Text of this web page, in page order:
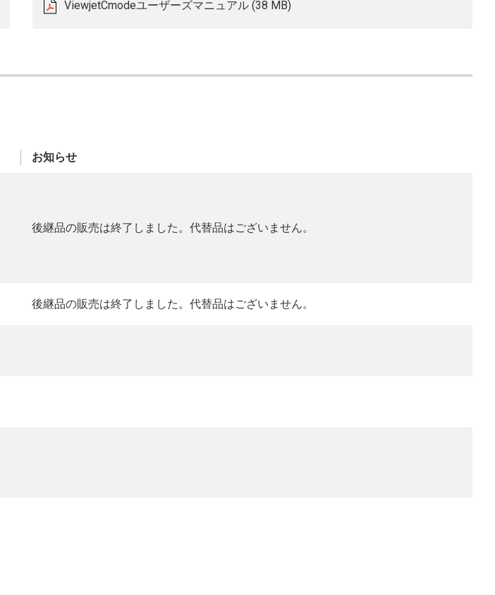
ViewjetCmodeユーザーズマニュアル (38 MB)
お知らせ
後継品の販売は終了しました。代替品はございません。
後継品の販売は終了しました。代替品はございません。